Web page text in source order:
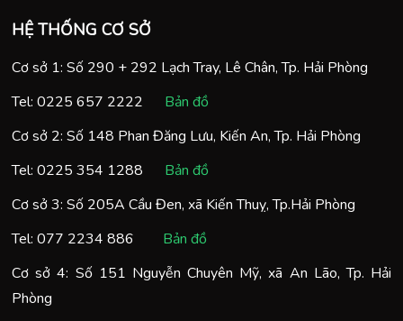
HỆ THỐNG CƠ SỞ
Cơ sở 1: Số 290 + 292 Lạch Tray, Lê Chân, Tp. Hải Phòng
Tel: 0225 657 2222
Bản đồ
Cơ sở 2: Số 148 Phan Đăng Lưu, Kiến An, Tp. Hải Phòng
Tel: 0225 354 1288
Bản đồ
Cơ sở 3: Số 205A Cầu Đen, xã Kiến Thuỵ, Tp.Hải Phòng
Tel: 077 2234 886
Bản đồ
Cơ sở 4: Số 151 Nguyễn Chuyên Mỹ, xã An Lão, Tp. Hải
Phòng